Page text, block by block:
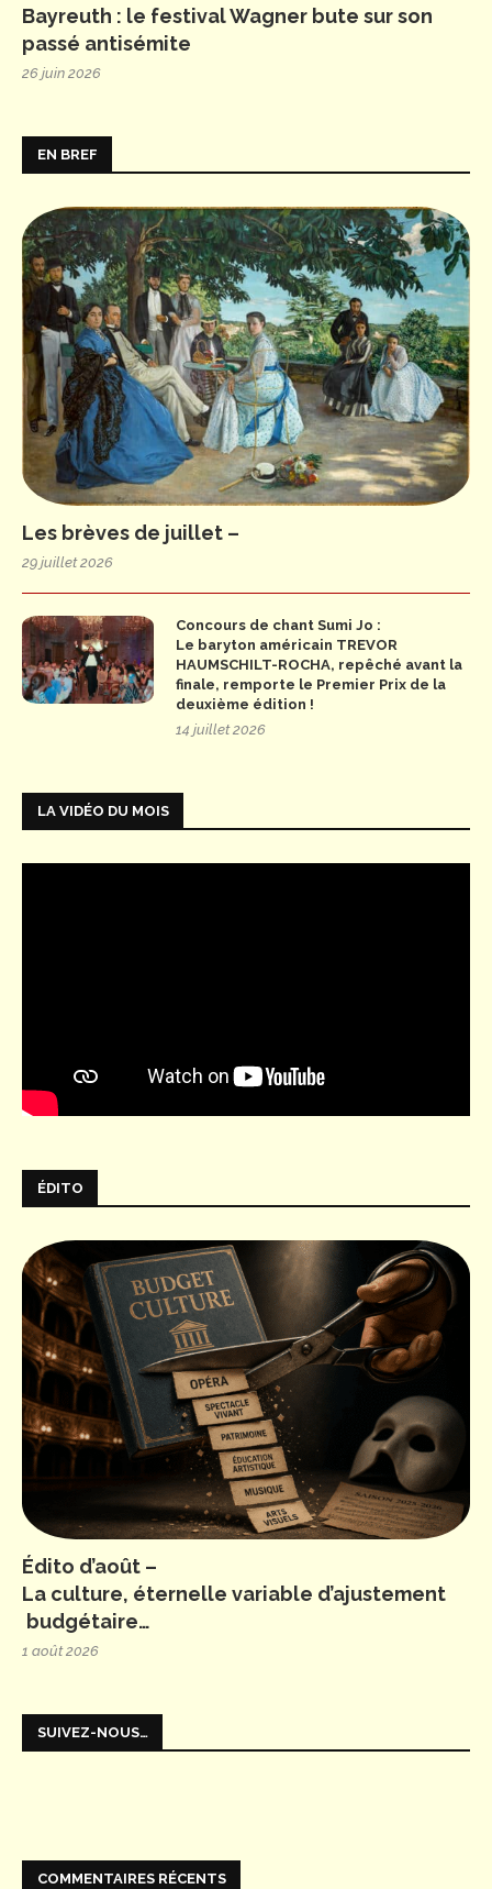
Bayreuth : le festival Wagner bute sur son
passé antisémite
26 juin 2026
EN BREF
Les brèves de juillet –
29 juillet 2026
Concours de chant Sumi Jo :
Le baryton américain TREVOR
HAUMSCHILT-ROCHA, repêché avant la
finale, remporte le Premier Prix de la
deuxième édition !
14 juillet 2026
LA VIDÉO DU MOIS
ÉDITO
Édito d’août –
La culture, éternelle variable d’ajustement
budgétaire…
1 août 2026
SUIVEZ-NOUS…
COMMENTAIRES RÉCENTS